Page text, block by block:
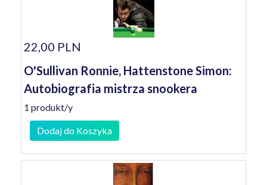
22,00 PLN
O'Sullivan Ronnie, Hattenstone Simon:
Autobiografia mistrza snookera
1 produkt/y
Dodaj do Koszyka